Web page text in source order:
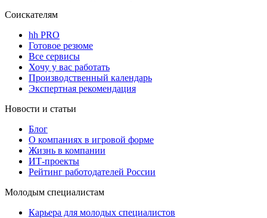
Соискателям
hh PRO
Готовое резюме
Все сервисы
Хочу у вас работать
Производственный календарь
Экспертная рекомендация
Новости и статьи
Блог
О компаниях в игровой форме
Жизнь в компании
ИТ-проекты
Рейтинг работодателей России
Молодым специалистам
Карьера для молодых специалистов